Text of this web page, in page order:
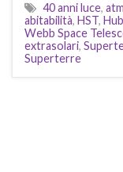
40 anni luce,
abitabilità, HST,
Webb Space
extrasolari,
Superterre